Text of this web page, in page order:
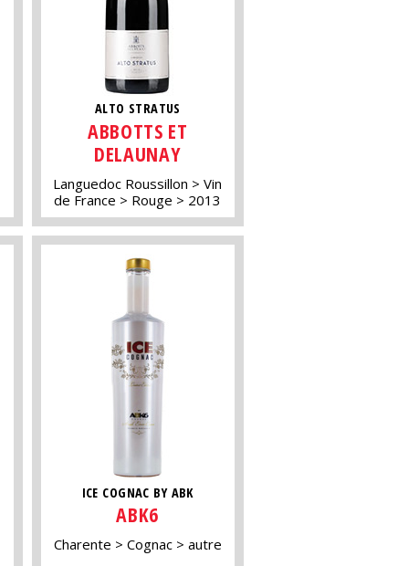
ALTO STRATUS
ABBOTTS ET
DELAUNAY
Languedoc Roussillon
Vin
de France
Rouge 2013
ICE COGNAC BY ABK
ABK6
Charente Cognac autre